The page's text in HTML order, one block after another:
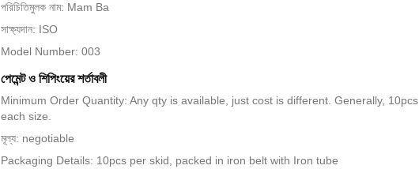
পরিচিতিমুলক নাম: Mam Ba
সাক্ষ্যদান: ISO
Model Number: 003
পেমেন্ট ও শিপিংয়ের শর্তাবলী
Minimum Order Quantity: Any qty is available, just cost is different. Generally, 10pcs
each size.
মূল্য: negotiable
Packaging Details: 10pcs per skid, packed in iron belt with Iron tube